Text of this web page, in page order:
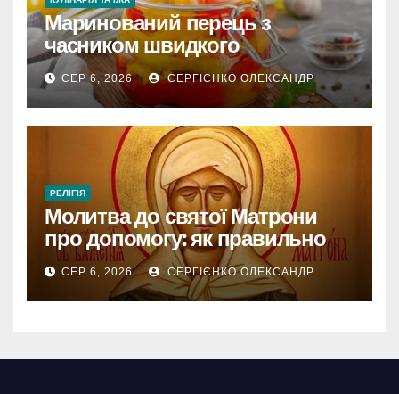
Маринований перець з
часником швидкого
приготування
СЕР 6, 2026 СЕРГІЄНКО ОЛЕКСАНДР
РЕЛІГІЯ
Молитва до святої Матрони
про допомогу: як правильно
звертатися
СЕР 6, 2026 СЕРГІЄНКО ОЛЕКСАНДР